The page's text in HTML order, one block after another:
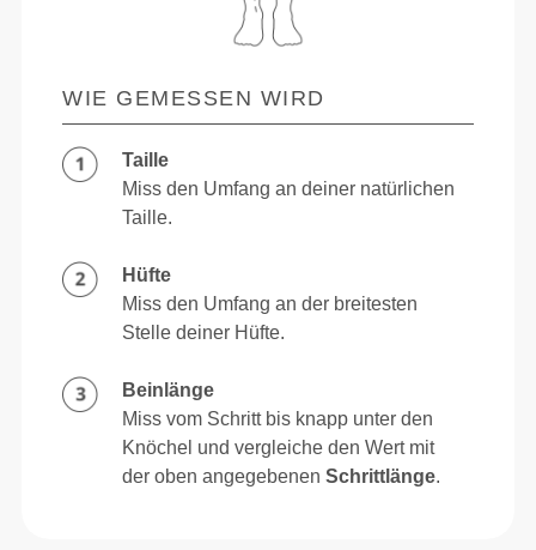
WIE GEMESSEN WIRD
Taille
Miss den Umfang an deiner natürlichen
Taille.
Hüfte
Miss den Umfang an der breitesten
Stelle deiner Hüfte.
Beinlänge
Miss vom Schritt bis knapp unter den
Knöchel und vergleiche den Wert mit
der oben angegebenenSchrittlänge.